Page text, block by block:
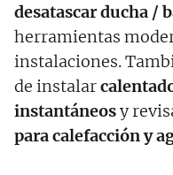
desatascar ducha /
herramientas
instalaciones.
de instalar
instantáneosy
para calefacción y